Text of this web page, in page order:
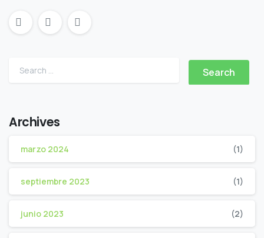
Archives
marzo 2024 (1)
septiembre 2023 (1)
junio 2023 (2)